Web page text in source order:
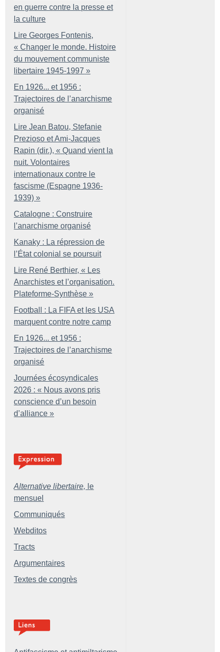
en guerre contre la presse et
la culture
Lire Georges Fontenis,
« Changer le monde. Histoire
du mouvement communiste
libertaire 1945-1997 »
En 1926... et 1956 :
Trajectoires de l’anarchisme
organisé
Lire Jean Batou, Stefanie
Prezioso et Ami-Jacques
Rapin (dir.), « Quand vient la
nuit. Volontaires
internationaux contre le
fascisme (Espagne 1936-
1939) »
Catalogne : Construire
l’anarchisme organisé
Kanaky : La répression de
l’État colonial se poursuit
Lire René Berthier, « Les
Anarchistes et l’organisation.
Plateforme-Synthèse »
Football : La FIFA et les USA
marquent contre notre camp
En 1926... et 1956 :
Trajectoires de l’anarchisme
organisé
Journées écosyndicales
2026 : « Nous avons pris
conscience d’un besoin
d’alliance »
Alternative libertaire, le
mensuel
Communiqués
Webditos
Tracts
Argumentaires
Textes de congrès